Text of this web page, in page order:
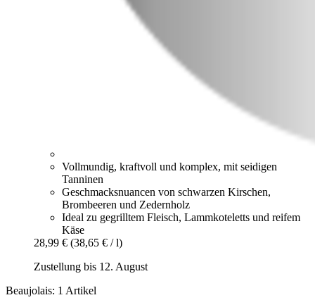
Vollmundig, kraftvoll und komplex, mit seidigen
Tanninen
Geschmacksnuancen von schwarzen Kirschen,
Brombeeren und Zedernholz
Ideal zu gegrilltem Fleisch, Lammkoteletts und reifem
Käse
28,99 € (38,65 € / l)
Zustellung bis 12. August
Beaujolais: 1 Artikel